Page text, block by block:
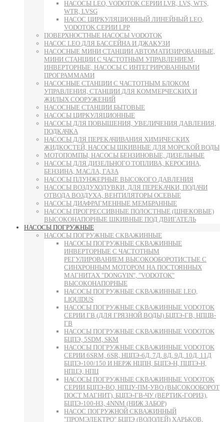
НАСОСЫ LEO, VODOTOK СЕРИИ LVR, LVS, WTS,
WTR, LVSG
НАСОС ЦИРКУЛЯЦИОННЫЙ ЛИНЕЙНЫЙ LEO,
VODOTOK СЕРИИ LPP
ПОВЕРХНОСТНЫЕ НАСОСЫ VODOTOK
НАСОС LEO ДЛЯ БАССЕЙНА И ДЖАКУЗИ
НАСОСНЫЕ МИНИ СТАНЦИИ АВТОМАТИЗИРОВАННЫЕ,
МИНИ СТАНЦИИ С ЧАСТОТНЫМ УПРАВЛЕНИЕМ,
ИНВЕРТОРНЫЕ, НАСОСЫ С ИНТЕГРИРОВАННЫМИ
ПРОГРАММАМИ
НАСОСНЫЕ СТАНЦИИ С ЧАСТОТНЫМ БЛОКОМ
УПРАВЛЕНИЯ, СТАНЦИИ ДЛЯ КОММЕРЧЕСКИХ И
ЖИЛЫХ СООРУЖЕНИЙ
НАСОСНЫЕ СТАНЦИИ БЫТОВЫЕ
НАСОСЫ ЦИРКУЛЯЦИОННЫЕ
НАСОСЫ ДЛЯ ПОВЫШЕНИЯ, УВЕЛИЧЕНИЯ ДАВЛЕНИЯ,
ПОДКАЧКА
НАСОСЫ ДЛЯ ПЕРЕКАЧИВАНИЯ ХИМИЧЕСКИХ
ЖИДКОСТЕЙ, НАСОСЫ ШКИВНЫЕ ДЛЯ МОРСКОЙ ВОДЫ
МОТОПОМПЫ, НАСОСЫ БЕНЗИНОВЫЕ, ДИЗЕЛЬНЫЕ
НАСОСЫ ДЛЯ ДИЗЕЛЬНОГО ТОПЛИВА, КЕРОСИНА,
БЕНЗИНА, МАСЛА, ГАЗА
НАСОСЫ ПЛУНЖЕРНЫЕ ВЫСОКОГО ДАВЛЕНИЯ
НАСОСЫ ВОЗДУХОДУВКИ, ДЛЯ ПЕРЕКАЧКИ, ПОДАЧИ
ОТВОДА ВОЗДУХА, ВЕНТИЛЯТОРЫ ОСЕВЫЕ
НАСОСЫ ДИАФРАГМЕННЫЕ МЕМБРАННЫЕ
НАСОСЫ ПРОГРЕССИВНЫЕ ПОЛОСТНЫЕ (ШНЕКОВЫЕ)
ВЫСОКОНАПОРНЫЕ ШКИВНЫЕ ПОД ДВИГАТЕЛЬ
НАСОСЫ ПОГРУЖНЫЕ
НАСОСЫ ПОГРУЖНЫЕ СКВАЖИННЫЕ
НАСОСЫ ПОГРУЖНЫЕ СКВАЖИННЫЕ
ИНВЕРТОРНЫЕ С ЧАСТОТНЫМ
РЕГУЛИРОВАНИЕМ ВЫСОКООБОРОТИСТЫЕ С
СИНХРОННЫМ МОТОРОМ НА ПОСТОЯННЫХ
МАГНИТАХ "DONGYIN", "VODOTOK"
ВЫСОКОНАПОРНЫЕ
НАСОСЫ ПОГРУЖНЫЕ СКВАЖИННЫЕ LEO,
LIQUIDUS
НАСОСЫ ПОГРУЖНЫЕ СКВАЖИННЫЕ VODOTOK
СЕРИИ ГВ (ДЛЯ ГРЯЗНОЙ ВОДЫ) БЦПЭ-ГВ, НПЦВ-
ГВ
НАСОСЫ ПОГРУЖНЫЕ СКВАЖИННЫЕ VODOTOK
БЦПЭ, 5SDM, SKM
НАСОСЫ ПОГРУЖНЫЕ СКВАЖИННЫЕ VODOTOK
СЕРИИ 6SRM, 6SR, НЦПЭ-6Д, 7Д, 8Д, 9Д, 10Д, 11Д
БЦПЭ-100/150 И НЕРЖ НЦПН, БЦПЭ-Н, ПЦПЭ-Н,
НПЦЭ, НПЦ
НАСОСЫ ПОГРУЖНЫЕ СКВАЖИННЫЕ VODOTOK
СЕРИИ БЦПЭ-ВО, НПЦУ-ПМ-УВО (ВЫСОКООБОРОТ
ПОСТ МАГНИТ), БЦПЭ-ГВ-ЧУ (ВЕРТИК-ГОРИЗ),
БЦПЭ-100-НЗ, 4NNM (НИЖ ЗАБОР)
НАСОС ПОГРУЖНОЙ СКВАЖИННЫЙ
"ПРОМЭЛЕКТРО" БЦПЭ (ВОДОЛЕЙ) ХАРЬКОВ,